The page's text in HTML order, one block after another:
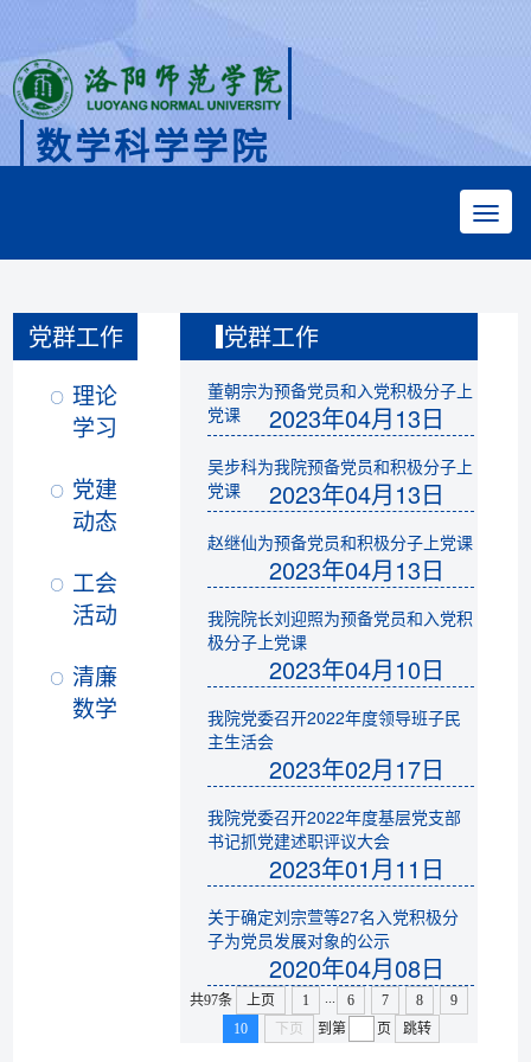
数学科学学院
党群工作
理论
学习
党建
动态
工会
活动
清廉
数学
党群工作
董朝宗为预备党员和入党积极分子上
党课
2023年04月13日
吴步科为我院预备党员和积极分子上
党课
2023年04月13日
赵继仙为预备党员和积极分子上党课
2023年04月13日
我院院长刘迎照为预备党员和入党积
极分子上党课
2023年04月10日
我院党委召开2022年度领导班子民
主生活会
2023年02月17日
我院党委召开2022年度基层党支部
书记抓党建述职评议大会
2023年01月11日
关于确定刘宗萱等27名入党积极分
子为党员发展对象的公示
2020年04月08日
共97条 上页 1 ... 6 7 8
9
10
下页 到第 页 跳转